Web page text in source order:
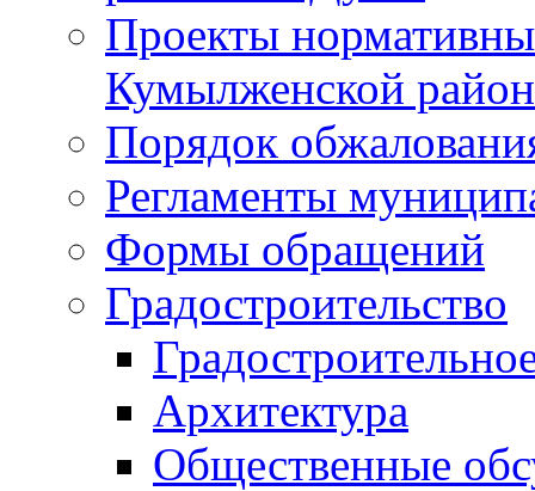
Проекты
Кумылженской
Порядок
Регламенты
Формы обращений
Градостроительство
Архитектура
Общественные